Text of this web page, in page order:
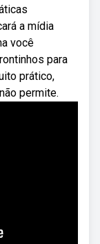
a mídia
você
para
prático,
permite.